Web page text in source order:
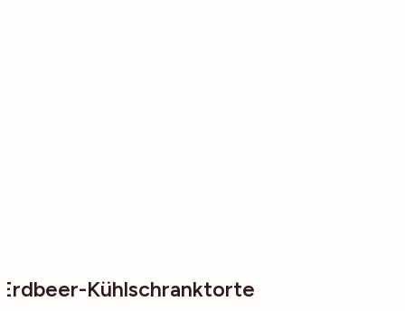
Erdbeer-Kühlschranktorte